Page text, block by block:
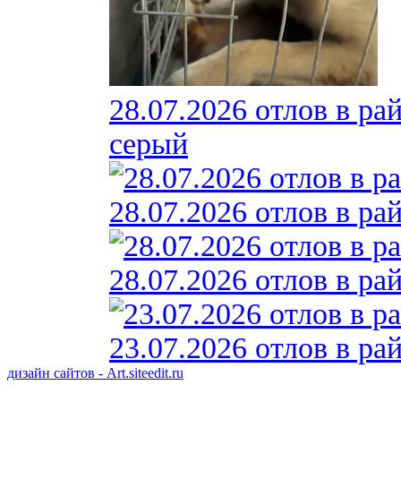
28.07.2026 отлов в
серый
28.07.2026 отлов в
28.07.2026 отлов в
23.07.2026 отлов в
дизайн сайтов - Art.siteedit.ru